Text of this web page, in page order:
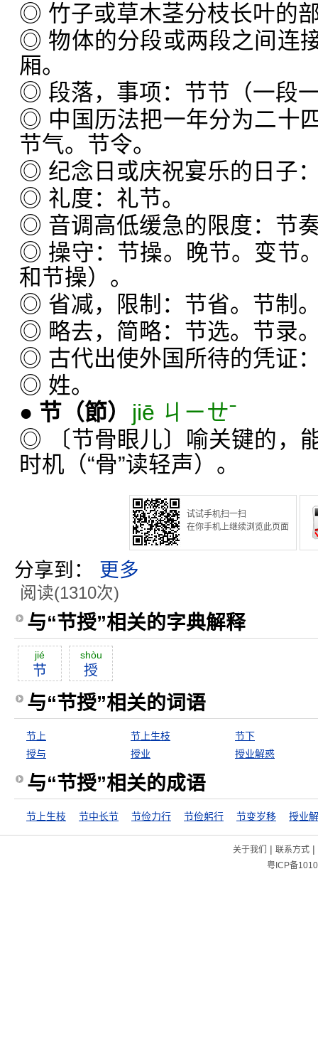
◎ 竹子或草木茎分枝长叶的
◎ 物体的分段或两段之间连
厢。
◎ 段落，事项：节节（一段
◎ 中国历法把一年分为二十
节气。节令。
◎ 纪念日或庆祝宴乐的日子
◎ 礼度：礼节。
◎ 音调高低缓急的限度：节
◎ 操守：节操。晚节。变节
和节操）。
◎ 省减，限制：节省。节制
◎ 略去，简略：节选。节录
◎ 古代出使外国所待的凭证
◎ 姓。
● 节 （節）
jiē ㄐㄧㄝˉ
◎ 〔节骨眼儿〕喻关键的，
时机（“骨”读轻声）。
试试手机扫一扫
在你手机上继续浏览此页面
分享到： 更多
阅读(1310次)
与“节授”相关的字典解释
jié
节
shòu
授
与“节授”相关的词语
节上 节上生枝
节下
授与
授业 授业解惑
与“节授”相关的成语
节上生枝 节中长节 节俭力行 节俭躬行 节变岁移 授业
关于我们 | 联系方式|
粤ICP备